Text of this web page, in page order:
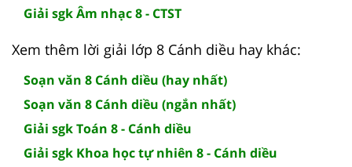
Giải sgk Âm nhạc 8 - CTST
Xem thêm lời giải lớp 8 Cánh diều hay khác:
Soạn văn 8 Cánh diều (hay nhất)
Soạn văn 8 Cánh diều (ngắn nhất)
Giải sgk Toán 8 - Cánh diều
Giải sgk Khoa học tự nhiên 8 - Cánh diều